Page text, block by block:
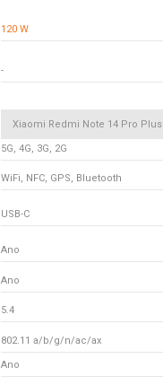
120 W
-
Xiaomi Redmi Note 14 Pro Plus
5G, 4G, 3G, 2G
WiFi, NFC, GPS, Bluetooth
USB-C
Ano
Ano
5.4
802.11 a/b/g/n/ac/ax
Ano